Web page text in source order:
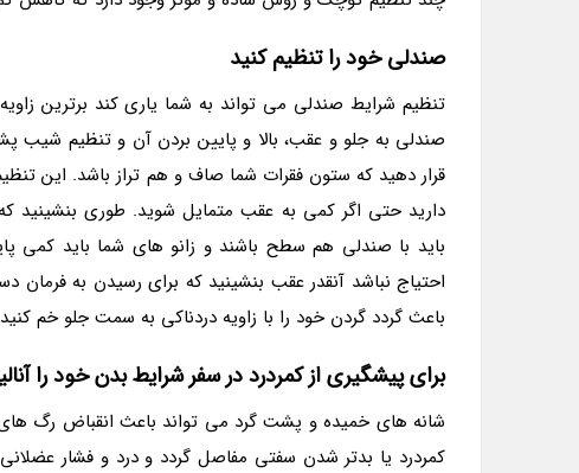
صندلی خود را تنظیم کنید
تنظیم شرایط صندلی می تواند به شما یاری کند برترین
صندلی به جلو و عقب، بالا و پایین بردن آن و تنظیم
قرار دهید که ستون فقرات شما صاف و هم تراز باشد. این
دارید حتی اگر کمی به عقب متمایل شوید. طوری بنشینید
باید با صندلی هم سطح باشند و زانو های شما باید کمی
احتیاج نباشد آنقدر عقب بنشینید که برای رسیدن به فرمان
باعث گردد گردن خود را با زاویه دردناکی به سمت جلو خم
برای پیشگیری از کمردرد در سفر شرایط بدن خود را
شانه های خمیده و پشت گرد می تواند باعث انقباض رگ
کمردرد یا بدتر شدن سفتی مفاصل گردد و درد و فشار